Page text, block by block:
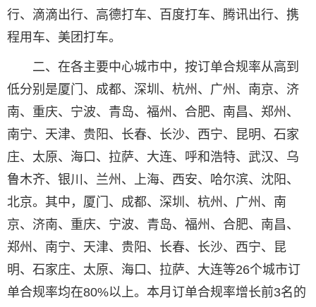
行、滴滴出行、高德打车、百度打车、腾讯出行、携
程用车、美团打车。
二、在各主要中心城市中，按订单合规率从高到
低分别是厦门、成都、深圳、杭州、广州、南京、济
南、重庆、宁波、青岛、福州、合肥、南昌、郑州、
南宁、天津、贵阳、长春、长沙、西宁、昆明、石家
庄、太原、海口、拉萨、大连、呼和浩特、武汉、乌
鲁木齐、银川、兰州、上海、西安、哈尔滨、沈阳、
北京。其中，厦门、成都、深圳、杭州、广州、南
京、济南、重庆、宁波、青岛、福州、合肥、南昌、
郑州、南宁、天津、贵阳、长春、长沙、西宁、昆
明、石家庄、太原、海口、拉萨、大连等26个城市订
单合规率均在80%以上。本月订单合规率增长前3名的